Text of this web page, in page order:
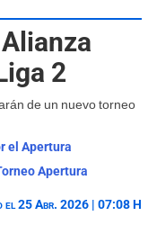
2
de un nuevo torneo
el Apertura
Apertura
el 25 Abr. 2026 | 07:08 H